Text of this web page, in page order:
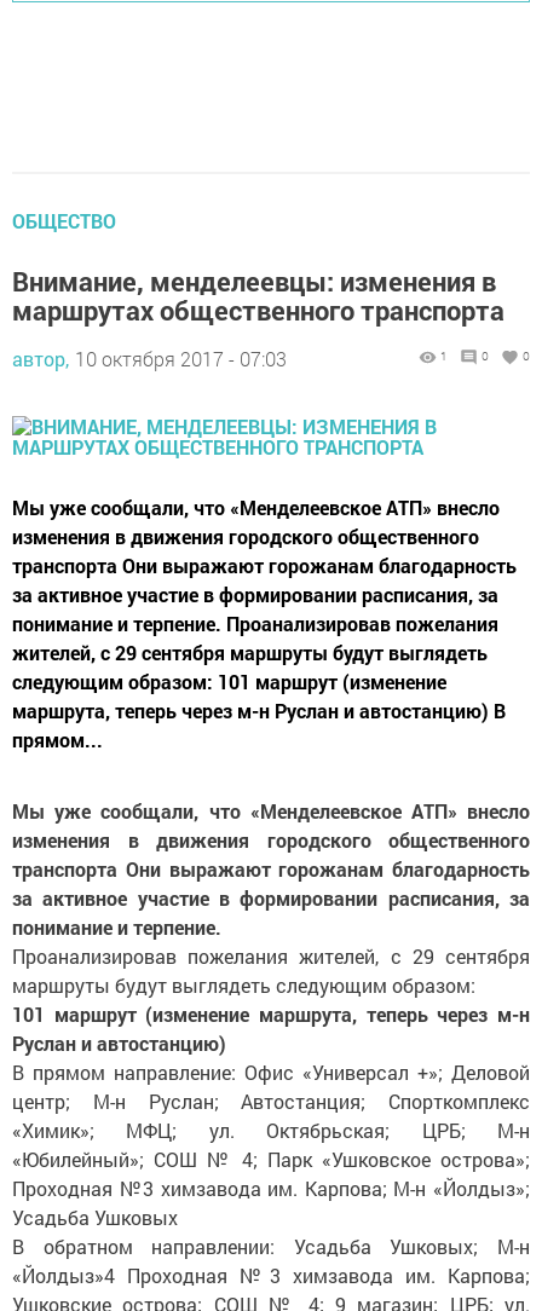
ОБЩЕСТВО
Внимание, менделеевцы: изменения в
маршрутах общественного транспорта
автор, 10 октября 2017 - 07:03 1 0 0
Мы уже сообщали, что «Менделеевское АТП» внесло
изменения в движения городского общественного
транспорта Они выражают горожанам благодарность
за активное участие в формировании расписания, за
понимание и терпение. Проанализировав пожелания
жителей, с 29 сентября маршруты будут выглядеть
следующим образом: 101 маршрут (изменение
маршрута, теперь через м-н Руслан и автостанцию) В
прямом...
Мы уже сообщали, что «Менделеевское АТП» внесло
изменения в движения городского общественного
транспорта Они выражают горожанам благодарность
за активное участие в формировании расписания, за
понимание и терпение.
Проанализировав пожелания жителей, с 29 сентября
маршруты будут выглядеть следующим образом:
101 маршрут (изменение маршрута, теперь через м-н
Руслан и автостанцию)
В прямом направление: Офис «Универсал +»; Деловой
центр; М-н Руслан; Автостанция; Спорткомплекс
«Химик»; МФЦ; ул. Октябрьская; ЦРБ; М-н
«Юбилейный»; СОШ № 4; Парк «Ушковское острова»;
Проходная №3 химзавода им. Карпова; М-н «Йолдыз»;
Усадьба Ушковых
В обратном направлении: Усадьба Ушковых; М-н
«Йолдыз»4 Проходная №3 химзавода им. Карпова;
Ушковские острова; СОШ № 4; 9 магазин; ЦРБ; ул.